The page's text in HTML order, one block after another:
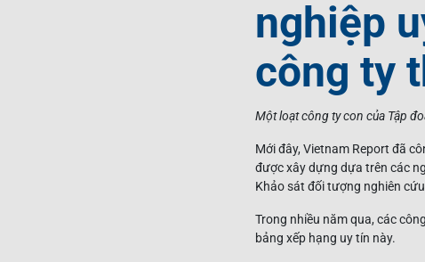
nghiệp
công ty
Một loạt công ty con của Tập
Mới đây, Vietnam Report đã
được xây dựng dựa trên các
Khảo sát đối tượng nghiên
Trong nhiều năm qua, các
bảng xếp hạng uy tín này.